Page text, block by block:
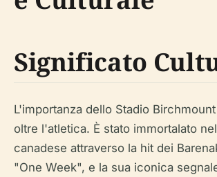
Significato
L'importanza dello Stadio
oltre l'atletica. È stato immortalato
canadese attraverso la hit dei
"One Week", e la sua iconica